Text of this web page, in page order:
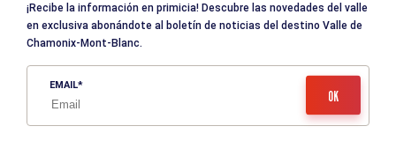
¡Recibe la información en primicia! Descubre las novedades del valle
en exclusiva abonándote al boletín de noticias del destino Valle de
Chamonix-Mont-Blanc.
EMAIL